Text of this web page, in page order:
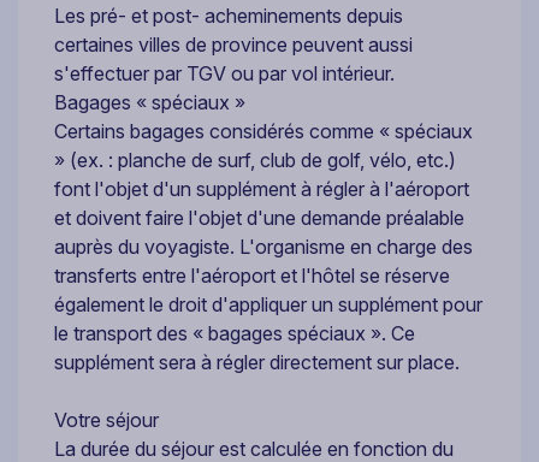
Les pré- et post- acheminements depuis
certaines villes de province peuvent aussi
s'effectuer par TGV ou par vol intérieur.
Bagages « spéciaux »
Certains bagages considérés comme « spéciaux
» (ex. : planche de surf, club de golf, vélo, etc.)
font l'objet d'un supplément à régler à l'aéroport
et doivent faire l'objet d'une demande préalable
auprès du voyagiste. L'organisme en charge des
transferts entre l'aéroport et l'hôtel se réserve
également le droit d'appliquer un supplément pour
le transport des « bagages spéciaux ». Ce
supplément sera à régler directement sur place.
Votre séjour
La durée du séjour est calculée en fonction du